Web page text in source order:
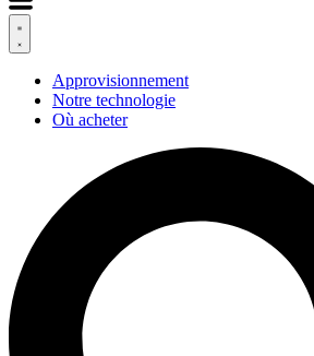
Approvisionnement
Notre technologie
Où acheter